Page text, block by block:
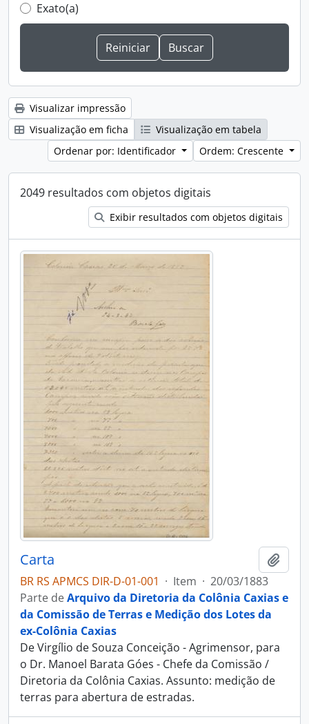
Exato(a)
Visualizar impressão
Visualização em ficha
Visualização em tabela
Ordenar por: Identificador
Ordem: Crescente
2049 resultados com objetos digitais
Exibir resultados com objetos digitais
Carta
BR RS APMCS DIR-D-01-001 · Item · 20/03/1883
Parte deArquivo da Diretoria da Colônia Caxias e
da Comissão de Terras e Medição dos Lotes da
ex-Colônia Caxias
De Virgílio de Souza Conceição - Agrimensor, para
o Dr. Manoel Barata Góes - Chefe da Comissão /
Diretoria da Colônia Caxias. Assunto: medição de
terras para abertura de estradas.